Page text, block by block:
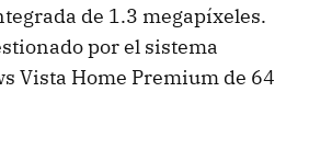
de 1.3 megapíxeles.
por el sistema
Vista Home Premium de 64